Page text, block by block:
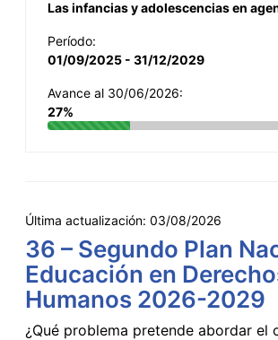
Las infancias y adolescencias en
Período:
01/09/2025 - 31/12/2029
Avance al 30/06/2026:
27%
Última actualización: 03/08/2026
36 – Segundo Plan
Educación en
Humanos 2026-2029
¿Qué problema pretende abordar el